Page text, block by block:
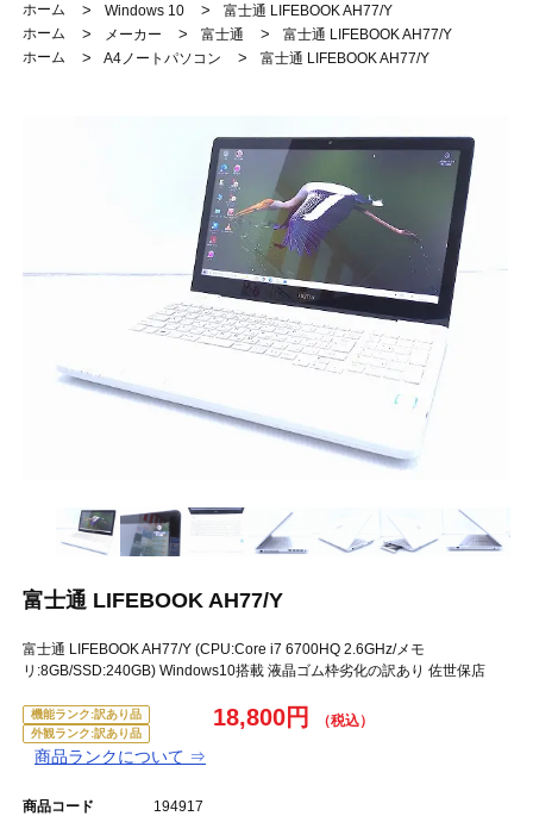
ホーム
> Windows 10 >
富士通 LIFEBOOK AH77/Y
ホーム
> メーカー > 富士通 >
富士通 LIFEBOOK AH77/Y
ホーム
> A4ノートパソコン > 富士通 LIFEBOOK AH77/Y
富士通 LIFEBOOK AH77/Y
富士通 LIFEBOOK AH77/Y (CPU:Core i7 6700HQ 2.6GHz/メモ
リ:8GB/SSD:240GB) Windows10搭載 液晶ゴム枠劣化の訳あり 佐世保店
機能ランク:訳あり品
外観ランク:訳あり品
商品ランクについて ⇒
18,800円
商品コード 194917